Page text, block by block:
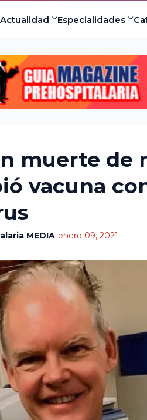
Actualidad Especialidades
muerte de
vacuna
MEDIA-enero 09, 2021